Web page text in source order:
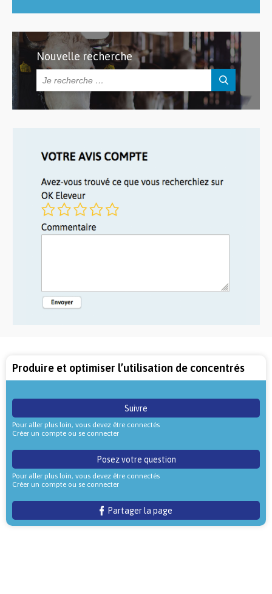
Nouvelle recherche
Produire et optimiser l’utilisation de concentrés
Suivre
Pour aller plus loin, vous devez être connectés
Créer un compte ou se connecter
Posez votre question
Pour aller plus loin, vous devez être connectés
Créer un compte ou se connecter
Partager la page